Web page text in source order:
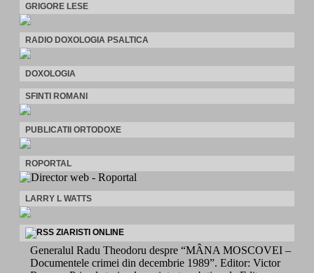
GRIGORE LESE
RADIO DOXOLOGIA PSALTICA
DOXOLOGIA
SFINTI ROMANI
PUBLICATII ORTODOXE
ROPORTAL
LARRY L WATTS
ZIARISTI ONLINE
Generalul Radu Theodoru despre “MÂNA MOSCOVEI –
Documentele crimei din decembrie 1989”. Editor: Victor